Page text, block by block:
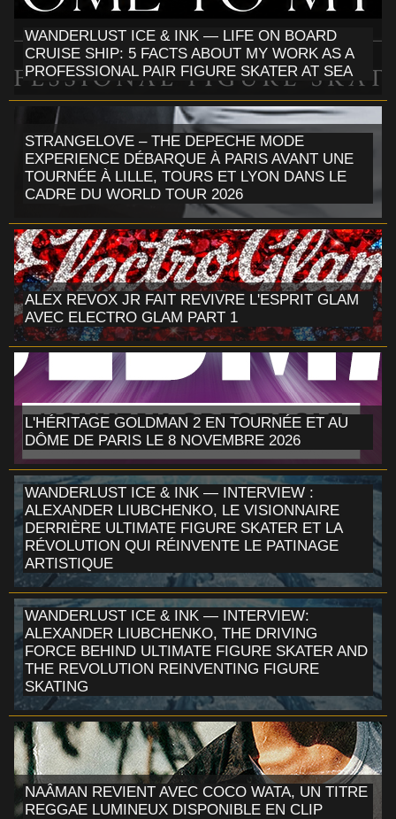
WANDERLUST ICE & INK — LIFE ON BOARD
CRUISE SHIP: 5 FACTS ABOUT MY WORK AS A
PROFESSIONAL PAIR FIGURE SKATER AT SEA
STRANGELOVE – THE DEPECHE MODE
EXPERIENCE DÉBARQUE À PARIS AVANT UNE
TOURNÉE À LILLE, TOURS ET LYON DANS LE
CADRE DU WORLD TOUR 2026
ALEX REVOX JR FAIT REVIVRE L'ESPRIT GLAM
AVEC ELECTRO GLAM PART 1
L'HÉRITAGE GOLDMAN 2 EN TOURNÉE ET AU
DÔME DE PARIS LE 8 NOVEMBRE 2026
WANDERLUST ICE & INK — INTERVIEW :
ALEXANDER LIUBCHENKO, LE VISIONNAIRE
DERRIÈRE ULTIMATE FIGURE SKATER ET LA
RÉVOLUTION QUI RÉINVENTE LE PATINAGE
ARTISTIQUE
WANDERLUST ICE & INK — INTERVIEW:
ALEXANDER LIUBCHENKO, THE DRIVING
FORCE BEHIND ULTIMATE FIGURE SKATER AND
THE REVOLUTION REINVENTING FIGURE
SKATING
NAÂMAN REVIENT AVEC COCO WATA, UN TITRE
REGGAE LUMINEUX DISPONIBLE EN CLIP